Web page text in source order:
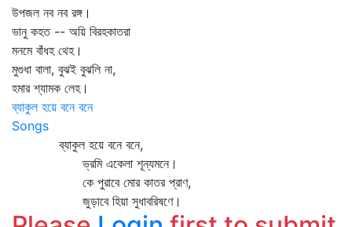
উপজল নব নব রঙ্গ।
ভানু কহত -- অয়ি বিরহকাতরা
মনমে বাঁধহ থেহ।
মুগুধা বালা, বুঝই বুঝলি না,
হমার শ্যামক লেহ।
ব্যাকুল হয়ে বনে বনে
Songs
ব্যাকুল হয়ে বনে বনে,
ভ্রমি একেলা শূন্যমনে।
কে পুরাবে মোর কাতর প্রাণ,
জুড়াবে হিয়া সুধাবরিষণে।